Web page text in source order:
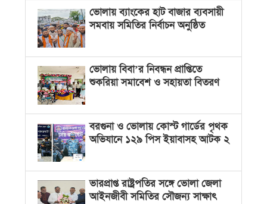
ভোলায় ব্যাংকের হাট বাজার ব্যবসায়ী
সমবায় সমিতির নির্বাচন অনুষ্ঠিত
ভোলায় বিবা’র নিবন্ধন প্রাপ্তিতে
শুকরিয়া সমাবেশ ও সহায়তা বিতরণ
বরগুনা ও ভোলায় কোস্ট গার্ডের পৃথক
অভিযানে ১২৯ পিস ইয়াবাসহ আটক ২
ভারপ্রাপ্ত রাষ্ট্রপতির সঙ্গে ভোলা জেলা
আইনজীবী সমিতির সৌজন্য সাক্ষাৎ